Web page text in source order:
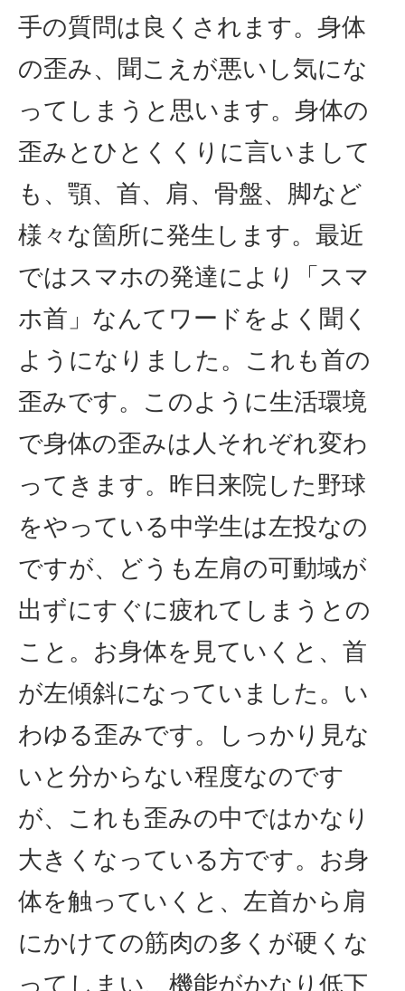
手の質問は良くされます。身体
の歪み、聞こえが悪いし気にな
ってしまうと思います。身体の
歪みとひとくくりに言いまして
も、顎、首、肩、骨盤、脚など
様々な箇所に発生します。最近
ではスマホの発達により「スマ
ホ首」なんてワードをよく聞く
ようになりました。これも首の
歪みです。このように生活環境
で身体の歪みは人それぞれ変わ
ってきます。昨日来院した野球
をやっている中学生は左投なの
ですが、どうも左肩の可動域が
出ずにすぐに疲れてしまうとの
こと。お身体を見ていくと、首
が左傾斜になっていました。い
わゆる歪みです。しっかり見な
いと分からない程度なのです
が、これも歪みの中ではかなり
大きくなっている方です。お身
体を触っていくと、左首から肩
にかけての筋肉の多くが硬くな
ってしまい、機能がかなり低下